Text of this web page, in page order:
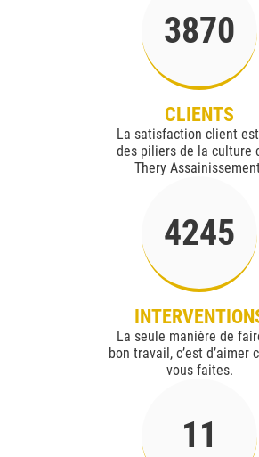
3870
CLIENTS
La satisfaction client est
des piliers de la culture
Thery
4245
La seule manière de
bon travail, c’est d’aimer
vous faites.
11